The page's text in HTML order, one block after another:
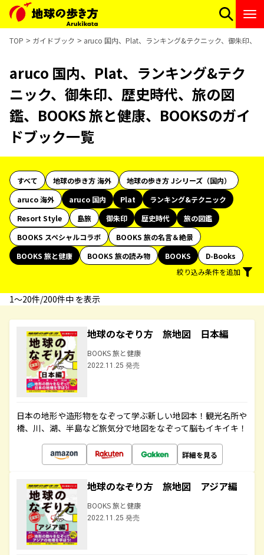
TOP ガイドブック aruco 国内、Plat、ランキング&テクニック、御朱印、
aruco 国内、Plat、ランキング&テク
ニック、御朱印、歴史時代、旅の図
鑑、BOOKS 旅と健康、BOOKSのガイ
ドブック一覧
すべて 地球の歩き方 海外
地球の歩き方 Jシリーズ（国内）
aruco 海外
aruco 国内 Plat
ランキング&テクニック
Resort Style
島旅 御朱印 歴史時代
旅の図鑑
BOOKS スペシャルコラボ
BOOKS 旅の名言＆絶景
BOOKS 旅と健康
BOOKS 旅の読み物 BOOKS
D-Books
絞り込み条件を追加
1〜20件/200件中 を表示
地球のなぞり方 旅地図 日本編
BOOKS 旅と健康
2022.11.25 発売
日本の地形や造形物をなぞって学ぶ新しい地図本！観光名所や
橋、川、湖、半島など旅気分で地図をなぞって脳もイキイキ！
詳細を見る
地球のなぞり方 旅地図 アジア編
BOOKS 旅と健康
2022.11.25 発売